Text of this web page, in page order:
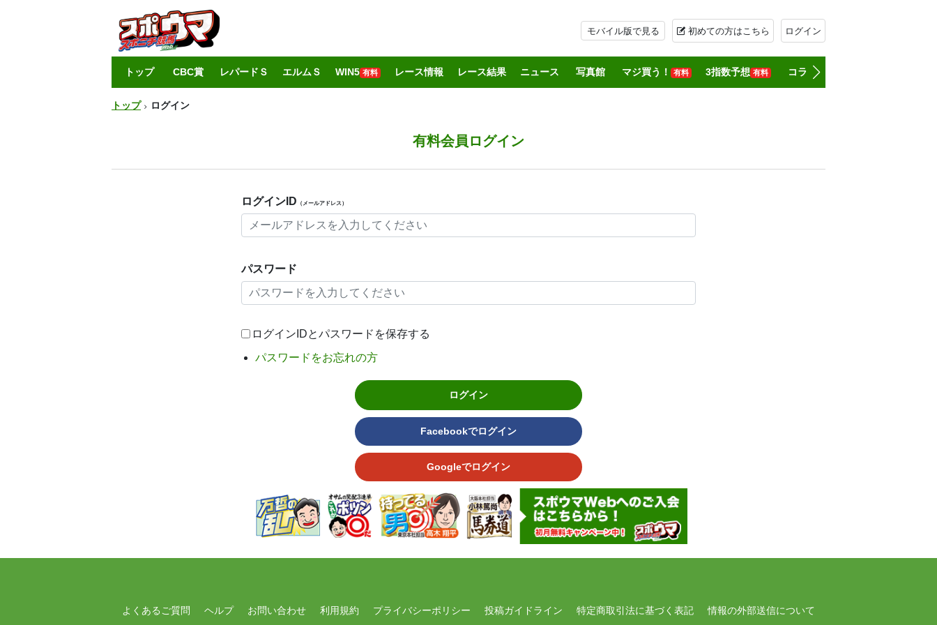
モバイル版で見る 初めての方はこちら ログイン
トップ CBC賞 レパードＳ エルムＳ WIN5 有料 レース情報 レース結果 ニュース 写真館 マジ買う！ 有料 3指数予想 有料 コラム
トップ ログイン
有料会員ログイン
ログインID （メールアドレス）
パスワード
ログインIDとパスワードを保存する
パスワードをお忘れの方
ログイン
Facebookでログイン
Googleでログイン
よくあるご質問 ヘルプ お問い合わせ 利用規約 プライバシーポリシー 投稿ガイドライン 特定商取引法に基づく表記 情報の外部送信について